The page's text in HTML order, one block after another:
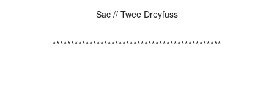
Sac // Twee Dreyfuss
**********************************************